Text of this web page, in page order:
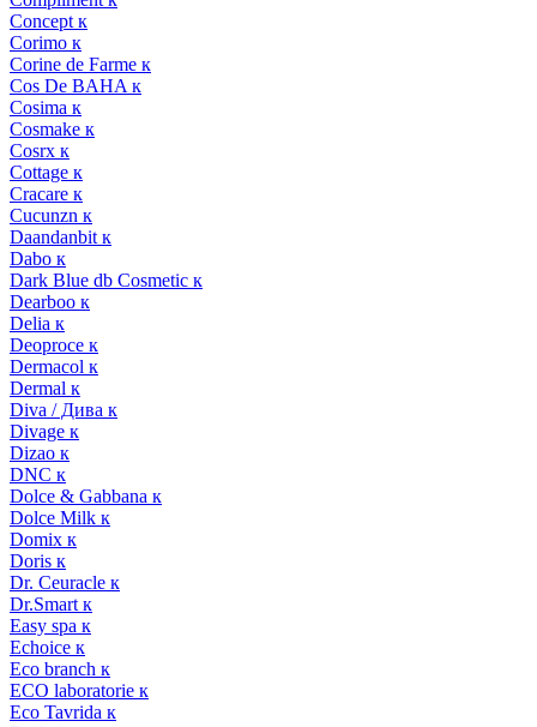
Concept к
Corimo к
Corine de Farme к
Cos De BAHA к
Cosima к
Cosmake к
Cosrx к
Cottage к
Cracare к
Cucunzn к
Daandanbit к
Dabo к
Dark Blue db Cosmetic к
Dearboo к
Delia к
Deoproce к
Dermacol к
Dermal к
Diva / Дива к
Divage к
Dizao к
DNC к
Dolce & Gabbana к
Dolce Milk к
Domix к
Doris к
Dr. Ceuracle к
Dr.Smart к
Easy spa к
Echoice к
Eco branch к
ECO laboratorie к
Eco Tavrida к